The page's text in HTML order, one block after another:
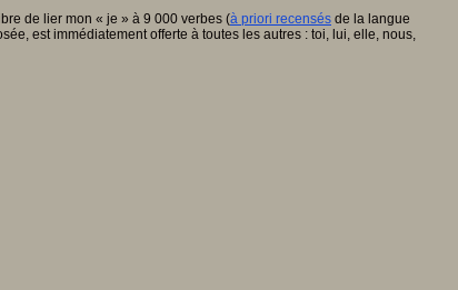
de lier mon « je » à 9 000 verbes (à priori recensés de la langue
est immédiatement offerte à toutes les autres : toi, lui, elle, nous,